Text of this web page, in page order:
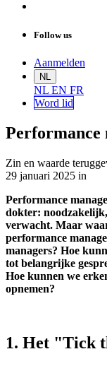
Follow us
Aanmelden
NL
NL EN FR
Word lid
Performance
Zin en waarde
29 januari 2025 in
Performance
dokter:
verwacht. Maar
performance
managers? Hoe
tot belangrijke
Hoe kunnen we
opnemen?
1. Het "Tick